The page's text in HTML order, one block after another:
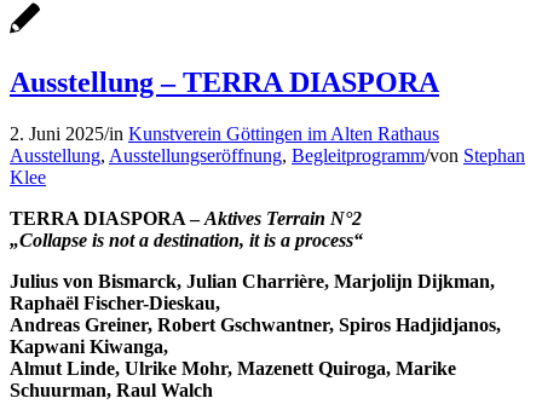
Ausstellung – TERRA DIASPORA
2. Juni 2025/in Kunstverein Göttingen im Alten Rathaus
Ausstellung, Ausstellungseröffnung, Begleitprogramm/von Stephan
Klee
TERRA DIASPORA –Aktives Terrain N°2
„Collapse is not a destination, it is a process“
Julius von Bismarck, Julian Charrière, Marjolijn Dijkman,
Raphaël Fischer-Dieskau,
Andreas Greiner, Robert Gschwantner, Spiros Hadjidjanos,
Kapwani Kiwanga,
Almut Linde, Ulrike Mohr, Mazenett Quiroga, Marike
Schuurman, Raul Walch